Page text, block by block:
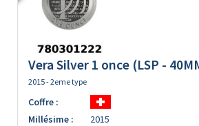
Vera Silver 1 once (LSP -
2015 - 2eme type
Coffre :
Millésime :
2015